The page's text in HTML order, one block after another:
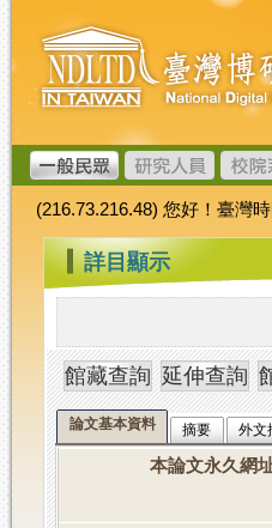
跳
到
主
要
內
容
臺
灣
博
碩
士
論
文
加
值
系
統
(216.73.216.48) 您好！臺灣
::: 詳目顯示
論文基本資料 摘要 外文
本論文永久網